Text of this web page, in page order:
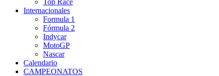
Internacionales
Formula 1
Fórmula 2
Indycar
MotoGP
Nascar
Calendario
CAMPEONATOS